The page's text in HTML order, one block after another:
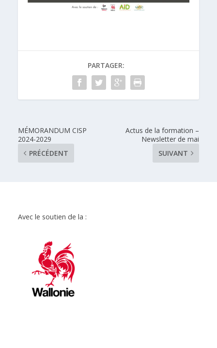
PARTAGER:
MÉMORANDUM CISP
2024-2029
PRÉCÉDENT
Actus de la formation –
Newsletter de mai
SUIVANT
Avec le soutien de la :